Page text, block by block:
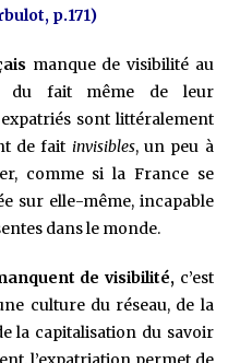
p.171)
manque de visibilité au
du fait même de leur
sont littéralement
de fait invisibles, un peu à
comme si la France se
sur elle-même, incapable
dans le monde.
de visibilité,c’est
culture du réseau, de la
la capitalisation du savoir